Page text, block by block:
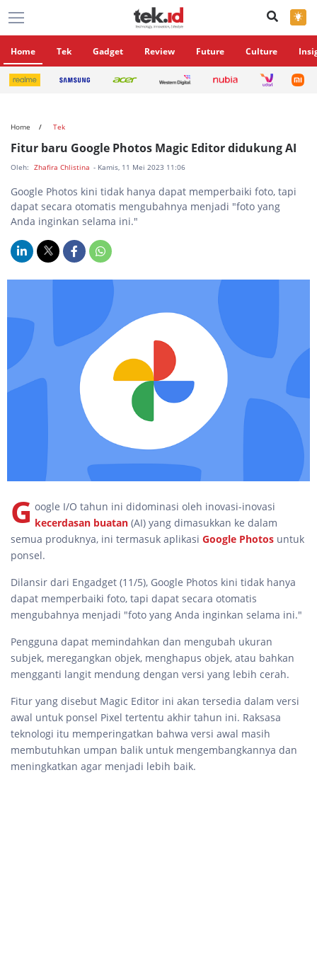
×
Home Tek Gadget Review Future Culture
Home Tek
Fitur baru Google Photos Magic Editor didukung AI
Oleh: Zhafira Chlistina - Kamis, 11 Mei 2023 11:06
Google Photos kini tidak hanya dapat memperbaiki foto, tapi
dapat secara otomatis mengubahnya menjadi "foto yang
Anda inginkan selama ini."
G oogle I/O tahun ini didominasi oleh inovasi-inovasi
kecerdasan buatan (AI) yang dimasukkan ke dalam
semua produknya, ini termasuk aplikasi Google Photos untuk
ponsel.
Dilansir dari Engadget (11/5), Google Photos kini tidak hanya
dapat memperbaiki foto, tapi dapat secara otomatis
mengubahnya menjadi "foto yang Anda inginkan selama ini."
Pengguna dapat memindahkan dan mengubah ukuran
subjek, meregangkan objek, menghapus objek, atau bahkan
mengganti langit mendung dengan versi yang lebih cerah.
Fitur yang disebut Magic Editor ini akan tersedia dalam versi
awal untuk ponsel Pixel tertentu akhir tahun ini. Raksasa
teknologi itu memperingatkan bahwa versi awal masih
membutuhkan umpan balik untuk mengembangkannya dan
meningkatkan agar menjadi lebih baik.